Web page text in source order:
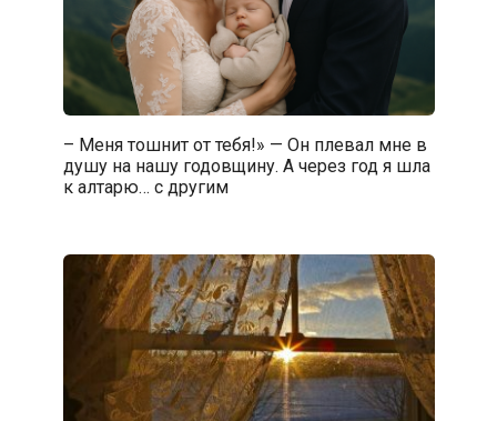
– Меня тошнит от тебя!» — Он плевал мне в
душу на нашу годовщину. А через год я шла
к алтарю… с другим